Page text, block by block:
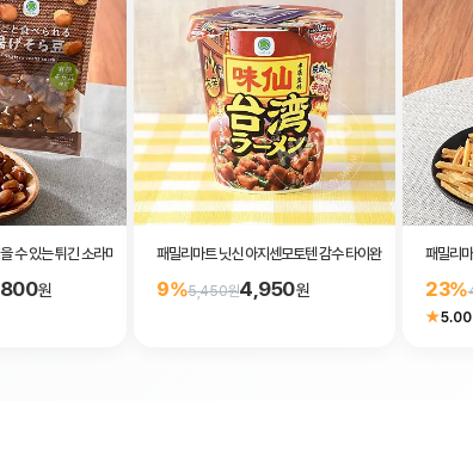
수 있는 튀긴 소라마메 콩스낵 45g
원
패밀리마트 닛신 아지센모토텐 감수 타이완 라멘 111g
9%5,450원4,950원
패밀리
23%
★5.00